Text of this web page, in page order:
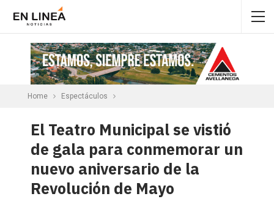
Home Espectáculos
El Teatro Municipal se vistió
de gala para conmemorar un
nuevo aniversario de la
Revolución de Mayo